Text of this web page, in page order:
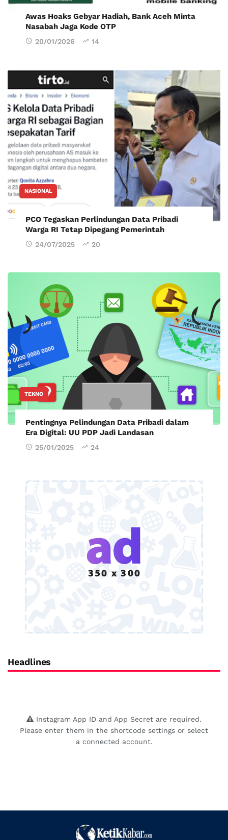
Awas Hoaks Gebyar Hadiah, Bank Aceh Minta
Nasabah Jaga Kode OTP
20/01/2026 14
NASIONAL
PCO Tegaskan Perlindungan Data Pribadi
Warga RI Tetap Dipegang Pemerintah
24/07/2025 20
TEKNO
Pentingnya Pelindungan Data Pribadi dalam
Era Digital: UU PDP Jadi Landasan
25/01/2025 24
Headlines
Instagram App ID and App Secret are required.
Please enter them in the shortcode settings or select
a connected account.